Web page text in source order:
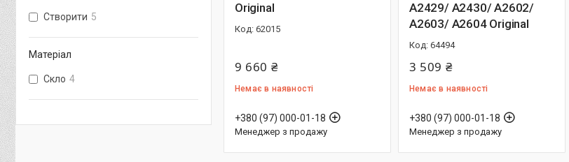
Original
62015
9 660 ₴
Немає в наявності
+380 (97) 000-01-18
Менеджер з продажу
A2429/ A2430/ A2602/
A2603/ A2604 Original
64494
3 509 ₴
Немає в наявності
+380 (97) 000-01-18
Менеджер з продажу
Створити 5
Матеріал
Скло 4